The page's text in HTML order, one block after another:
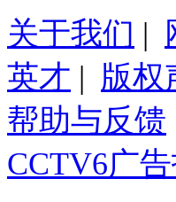
关于我们 |
英才 | 版权
帮助与反馈
CCTV6广